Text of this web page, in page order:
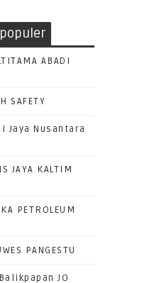
ABADI
SAFETY
Jaya Nusantara
JAYA KALTIM
PETROLEUM
PANGESTU
JO